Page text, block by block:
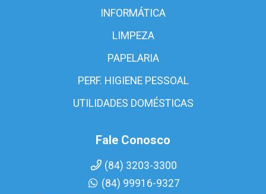
INFORMÁTICA
LIMPEZA
PAPELARIA
PERF. HIGIENE PESSOAL
UTILIDADES DOMÉSTICAS
Fale Conosco
(84) 3203-3300
(84) 99916-9327